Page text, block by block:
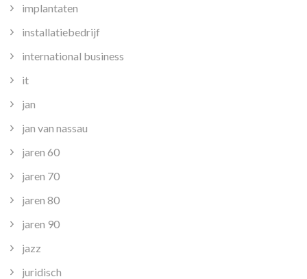
implantaten
installatiebedrijf
international business
it
jan
jan van nassau
jaren 60
jaren 70
jaren 80
jaren 90
jazz
juridisch